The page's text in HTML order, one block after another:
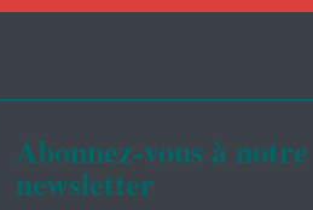
Abonnez-vous à notre
newsletter